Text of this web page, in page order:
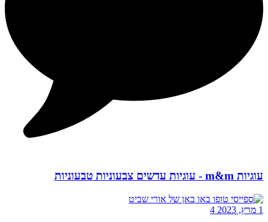
עוגיות m&m - עוגיות עדשים צבעוניות טבעוניות
1 מרץ, 2023 4